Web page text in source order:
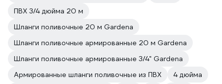
ПВХ 3/4 дюйма 20 м
Шланги поливочные 20 м Gardena
Шланги поливочные армированные 20 м Gardena
Шланги поливочные армированные 3/4" Gardena
Армированные шланги поливочные из ПВХ
4 дюйма